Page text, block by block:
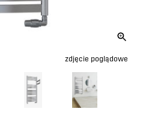
zdjęcie poglądowe